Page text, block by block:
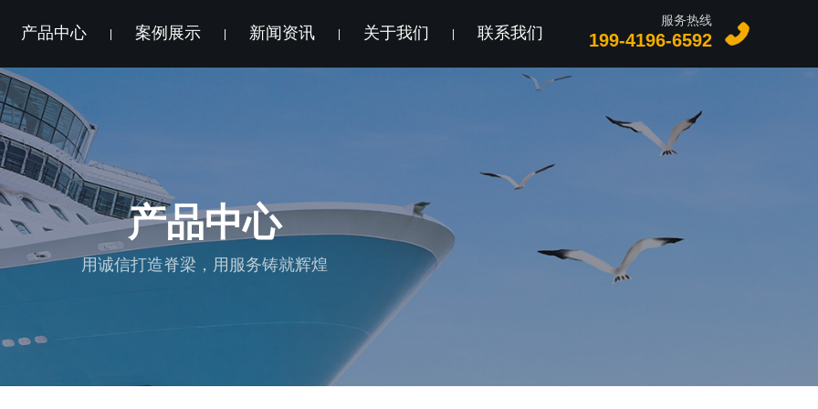
产品中心 | 案例展示 | 新闻资讯 | 关于我们 | 联系我们
服务热线
199-4196-6592
产品中心
用诚信打造脊梁，用服务铸就辉煌